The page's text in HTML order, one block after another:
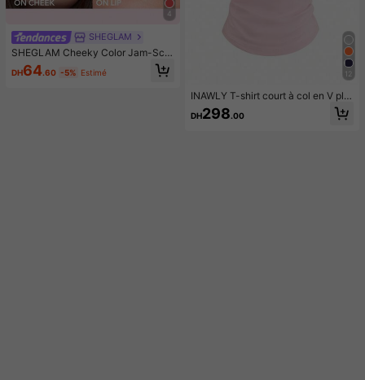
4
SHEGLAM
SHEGLAM Cheeky Color Jam-Scar
let Sunset Rouge Marque De Beaut
é CosméTique Maquillage Pour Fe
DH64.60 -5% Estimé 12
INAWLY T-shirt court à col en V plis
sé avec imprimé nœud pour femme
s
DH298.00